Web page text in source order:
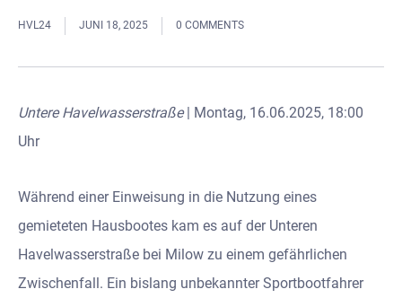
HVL24 JUNI 18, 2025 0 COMMENTS
Untere Havelwasserstraße| Montag, 16.06.2025, 18:00
Uhr
Während einer Einweisung in die Nutzung eines
gemieteten Hausbootes kam es auf der Unteren
Havelwasserstraße bei Milow zu einem gefährlichen
Zwischenfall. Ein bislang unbekannter Sportbootfahrer